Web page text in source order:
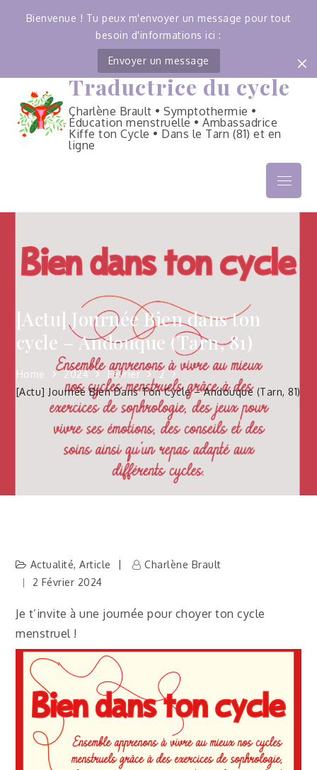
Bienvenue ! Tu peux m'envoyer un message pour tout
besoin d'informations ici :
Envoyer un message
content
Traductrice du cycle
Charlène Brault • Symptothermie •
Éducation menstruelle • Ambassadrice
Kiffe ton Cycle • Dans le Tarn (81) et en
ligne
Menu
[Actu] Journée Bien dans ton
cycle – Andouque (Tarn, 81)
Home 2024 Février
2
[Actu] Journée Bien Dans Ton Cycle – Andouque (Tarn, 81)
Actualité,Article
Charlène Brault
2 Février 2024
Je t’invite à une journée pour choyer ton cycle
menstruel !